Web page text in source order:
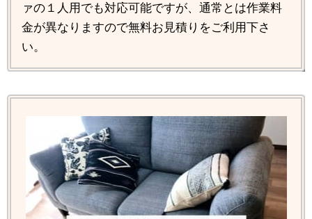
ァの１人用でも対応可能ですが、通常とは作業料
金が異なりますので無料お見積りをご利用下さ
い。